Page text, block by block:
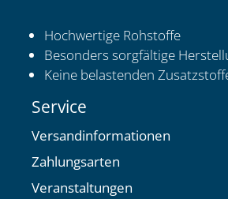
Hochwertige Rohstoffe
Besonders sorgfältige
Keine belastenden
Service
Versandinformationen
Zahlungsarten
Veranstaltungen